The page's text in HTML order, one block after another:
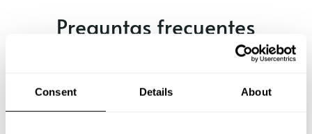
Consent Details About
Preguntas frecuentes
Estas son las preguntas más frecuentes sobre Chef a